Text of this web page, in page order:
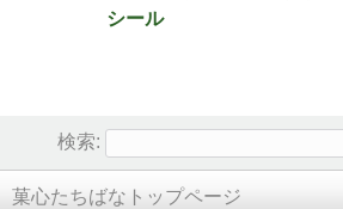
検索:
菓心たちばなトップページ